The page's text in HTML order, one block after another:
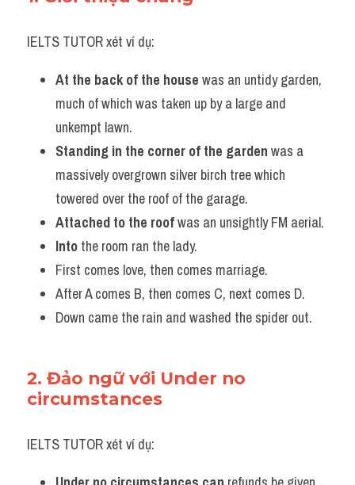
IELTS TUTOR xét ví dụ:
At the back of the house was an untidy garden,
much of which was taken up by a large and
unkempt lawn.
Standing in the corner of the garden was a
massively overgrown silver birch tree which
towered over the roof of the garage.
Attached to the roof was an unsightly FM aerial.
Into the room ran the lady.
First comes love, then comes marriage.
After A comes B, then comes C, next comes D.
Down came the rain and washed the spider out.
2. Đảo ngữ với Under no
circumstances
IELTS TUTOR xét ví dụ: